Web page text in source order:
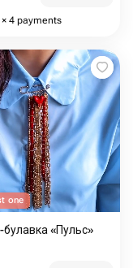
× 4 payments
one
«Пульс»